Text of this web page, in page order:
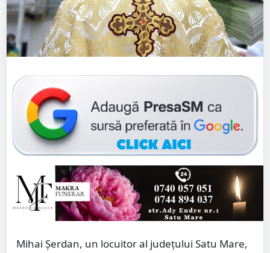
Mihai Șerdan, un locuitor al județului Satu Mare,